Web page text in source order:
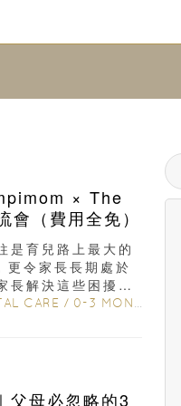
× The
（費用全免）
是育兒路上最大的
令家長長期處於
長解決這些困擾，
CARE / 0-3 MONTHS
父母必忽略的3